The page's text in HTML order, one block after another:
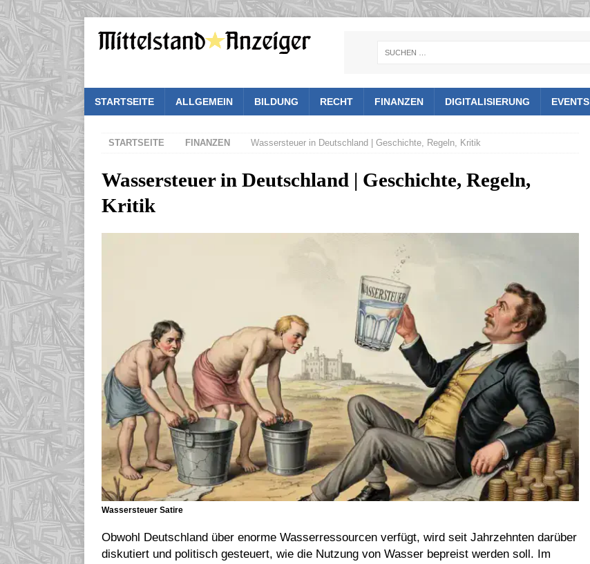
STARTSEITE ALLGEMEIN BILDUNG RECHT FINANZEN DIGITALISIERUNG EVENTS
STARTSEITE FINANZEN Wassersteuer in Deutschland | Geschichte, Regeln, Kritik
Wassersteuer in Deutschland | Geschichte, Regeln,
Kritik
Wassersteuer Satire
Obwohl Deutschland über enorme Wasserressourcen verfügt, wird seit Jahrzehnten darüber
diskutiert und politisch gesteuert, wie die Nutzung von Wasser bepreist werden soll. Im